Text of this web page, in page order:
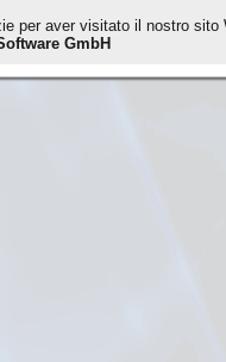
per aver visitato il nostro sito
GmbH